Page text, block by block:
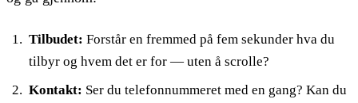
Tilbudet: Forstår en fremmed på fem sekunder hva du
tilbyr og hvem det er for — uten å scrolle?
Kontakt: Ser du telefonnummeret med en gang? Kan du